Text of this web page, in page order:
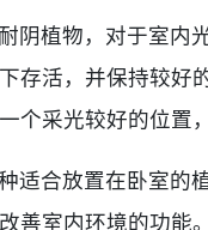
阴植物，对于室内
存活，并保持较好
个采光较好的位置
适合放置在卧室的
善室内环境的功能